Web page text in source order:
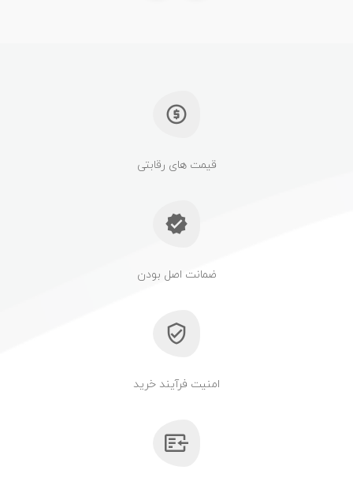
قیمت های رقابتی
ضمانت اصل بودن
امنیت فرآیند خرید